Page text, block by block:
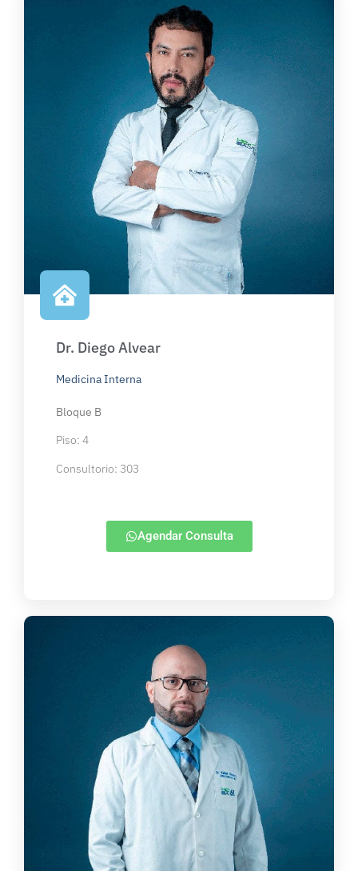
Dr. Diego Alvear
Medicina Interna
Bloque B
Piso: 4
Consultorio: 303
Agendar Consulta